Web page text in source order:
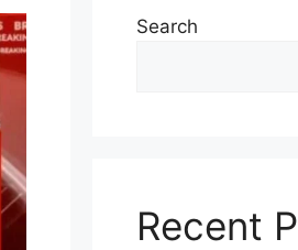
Search
Recent